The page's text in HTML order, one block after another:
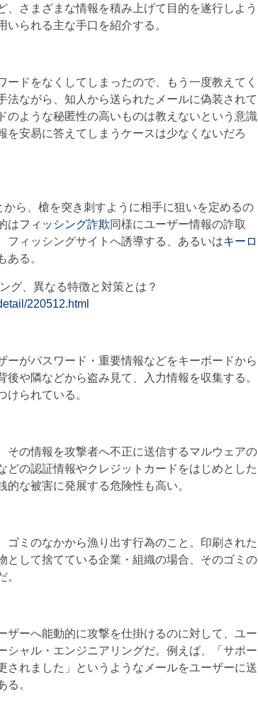
さまざまな情報を積み上げて目的を遂行しよう
られる主な手口を紹介する。
ドをなくしてしまったので、もう一度教えてく
ながら、知人から送られたメールに偽装されて
のような秘匿性の高いものは教えないという意識
安易に答えてしまうケースは少なくないだろ
ら、槍を突き刺すように相手に狙いを定めるの
はフィッシング詐欺同様にユーザー情報の詐取
フィッシングサイトへ誘導する、あるいはキーロ
ある。
グ、異なる特徴と対策とは？
220512.html
がパスワード・重要情報などをキーボードから
や隣などから盗み見て、入力情報を収集する。
られている。
その情報を攻撃者へ不正に送信するマルウェアの
の認証情報やクレジットカードをはじめとした
な被害に発展する危険性も高い。
ミのなかから漁り出す行為のこと。印刷された
として捨てている企業・組織の場合、そのゴミの
。
ーへ能動的に攻撃を仕掛けるのに対して、ユー
ャル・エンジニアリングだ。例えば、「サポー
されました」というようなメールをユーザーに送
。